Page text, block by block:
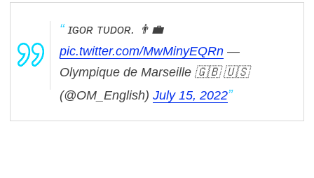
ɪɢᴏʀ ᴛᴜᴅᴏʀ. 👨‍💼
pic.twitter.com/MwMinyEQRn —
Olympique de Marseille 🇬🇧 🇺🇸
(@OM_English) July 15, 2022